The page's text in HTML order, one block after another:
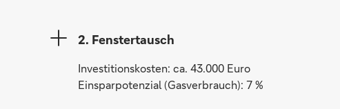
2. Fenstertausch
Investitionskosten: ca. 43.000 Euro
Einsparpotenzial (Gasverbrauch): 7 %